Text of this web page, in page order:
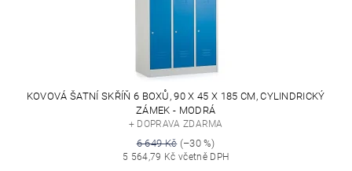
KOVOVÁ ŠATNÍ SKŘÍŇ 6 BOXŮ, 90 X 45 X 185 CM, CYLINDRICKÝ
ZÁMEK - MODRÁ
+ DOPRAVA ZDARMA
6 649 Kč(–30 %)
5 564,79 Kč včetně DPH